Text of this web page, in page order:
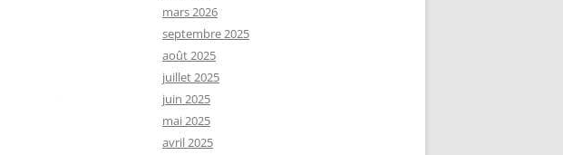
mars 2026
septembre 2025
août 2025
juillet 2025
juin 2025
mai 2025
avril 2025